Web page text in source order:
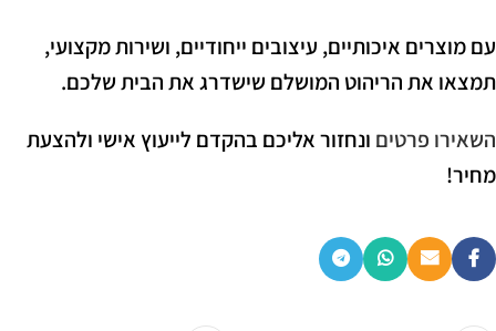
עם מוצרים איכותיים, עיצובים ייחודיים, ושירות מקצועי,
תמצאו את הריהוט המושלם שישדרג את הבית שלכם.
השאירו פרטים ונחזור אליכם בהקדם לייעוץ אישי ולהצעת
מחיר!